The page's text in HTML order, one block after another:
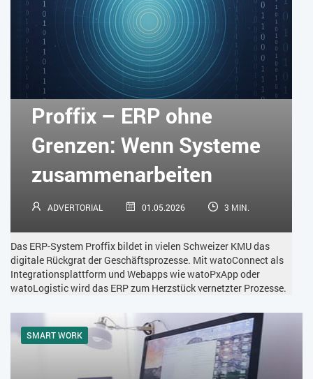
IT AUS- UND WEITERBILDUNG IT-INFRASTRUKTUR
IT-JOBS IT-SERVICE MANAGEMENT KI IM ERP
KÜNSTLICHE INTELLIGENZ LOGISTIK LOHN
SOCIAL COMMERCE SOCIAL-MEDIA
SOFTWARE-AS-A-SERVICE SOFTWAREENTWICKLUNG
TRANSPORTLOGISTIK / LAGER
TRENDKOMPASS 2026 USABILITY
Proffix – ERP ohne
Grenzen: Wenn Systeme
zusammenarbeiten
ADVERTORIAL 01.05.2026 3 MIN.
Das ERP-System Proffix bildet in vielen Schweizer KMU das
digitale Rückgrat der Geschäftsprozesse. Mit watoConnect als
Integrationsplattform und Webapps wie watoPxApp oder
watoLogistic wird das ERP zum Herzstück vernetzter Prozesse.
SMART WORK